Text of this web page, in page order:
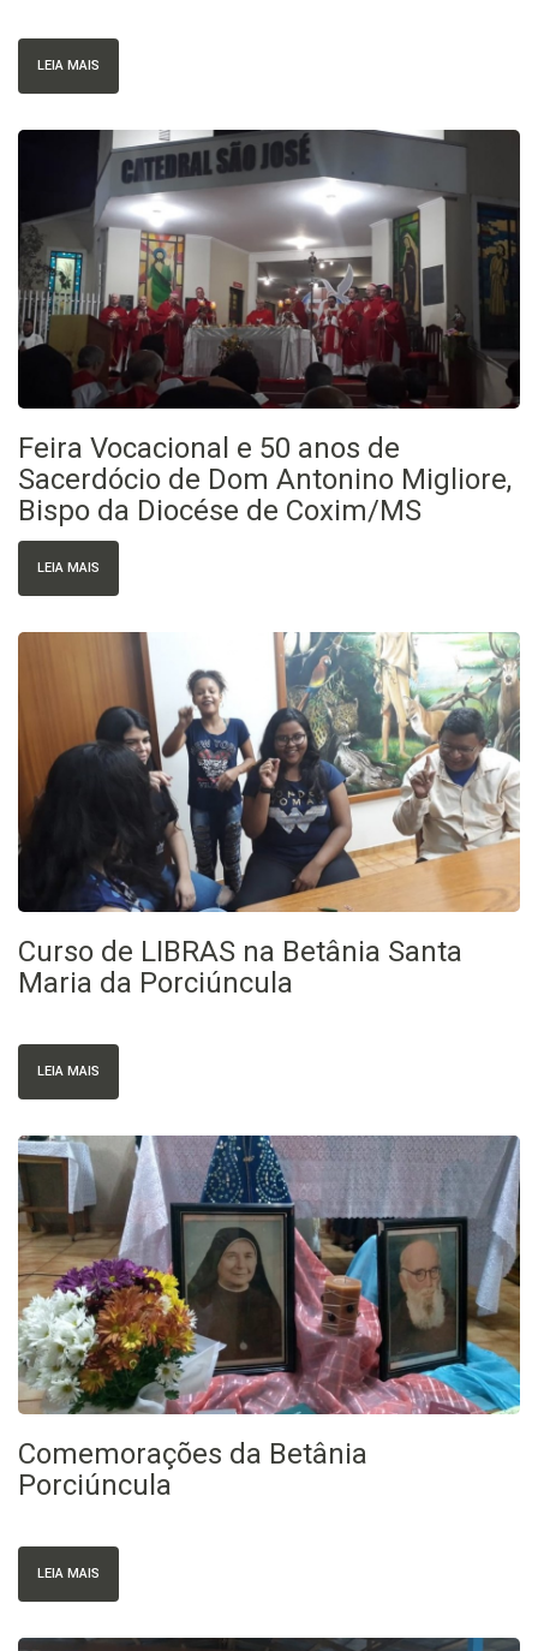
LEIA MAIS
Feira Vocacional e 50 anos de
Sacerdócio de Dom Antonino Migliore,
Bispo da Diocése de Coxim/MS
LEIA MAIS
Curso de LIBRAS na Betânia Santa
Maria da Porciúncula
LEIA MAIS
Comemorações da Betânia
Porciúncula
LEIA MAIS